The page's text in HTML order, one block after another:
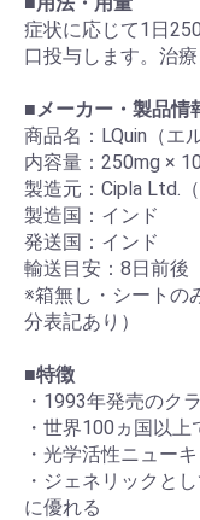
症状に応じて1日
口投与します。治
■メーカー・製品情
商品名：LQuin（エ
内容量：250mg ×
製造元：Cipla Ltd.（
製造国：インド
発送国：インド
輸送目安：8日前後
※箱無し・シートの
分表記あり）
■特徴
・1993年発売のク
・世界100ヵ国以上
・光学活性ニュー
・ジェネリックと
に優れる